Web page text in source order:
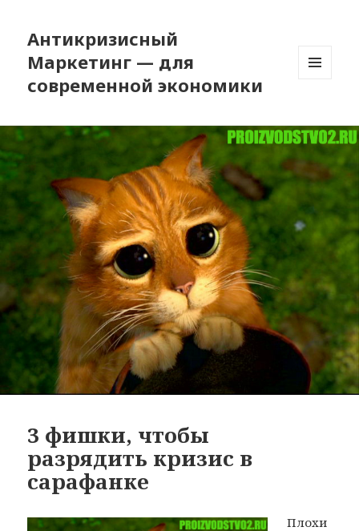
Антикризисный
Маркетинг — для
современной экономики
3 фишки, чтобы
разрядить кризис в
сарафанке
Плохи